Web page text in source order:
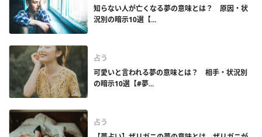
知らない人が亡くなる夢の意味とは？ 原因・状
況別の暗示10選【...
占う
可愛いと言われる夢の意味とは？ 相手・状況別
の暗示10選【#夢...
占う